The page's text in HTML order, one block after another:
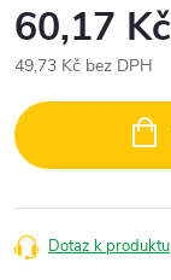
60,17 Kč
49,73 Kč bez DPH
cena:
Dotaz k produktu